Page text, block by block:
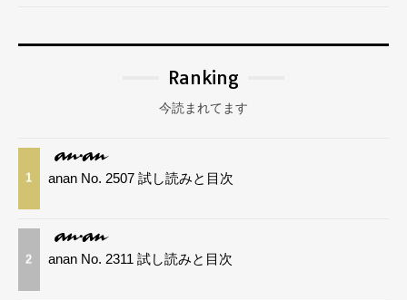
Ranking
今読まれてます
1 anan No. 2507 試し読みと目次
2 anan No. 2311 試し読みと目次